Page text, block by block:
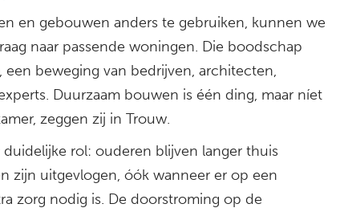
en gebouwen anders te gebruiken, kunnen we
naar passende woningen. Die boodschap
een beweging van bedrijven, architecten,
Duurzaam bouwen is één ding, maar níet
zeggen zij in Trouw.
duidelijke rol: ouderen blijven langer thuis
zijn uitgevlogen, óók wanneer er op een
zorg nodig is. De doorstroming op de